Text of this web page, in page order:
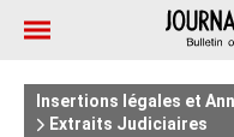
Insertions légales et
Extraits Judiciaires